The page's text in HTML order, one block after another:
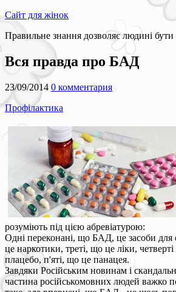
Сайт для жінок
Правильне знання дозволяє людині
Вся правда про БАД
23/09/2014 0 комментария
Профілактика
розуміють під цією абревіатурою:
Одні переконані, що БАД, це засоби для
це наркотики, треті, що це ліки,
плацебо, п'яті, що це панацея.
Завдяки Російським новинам і
частина російськомовних людей важко